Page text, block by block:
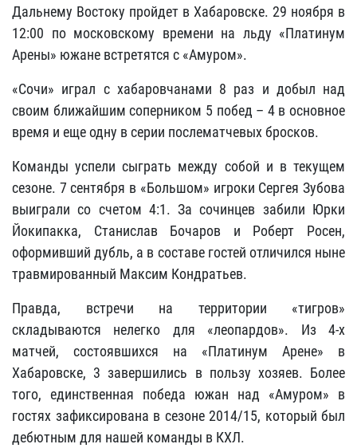
Дальнему Востоку пройдет в Хабаровске. 29 ноября в
12:00 по московскому времени на льду «Платинум
Арены» южане встретятся с «Амуром».
«Сочи» играл с хабаровчанами 8 раз и добыл над
своим ближайшим соперником 5 побед – 4 в основное
время и еще одну в серии послематчевых бросков.
Команды успели сыграть между собой и в текущем
сезоне. 7 сентября в «Большом» игроки Сергея Зубова
выиграли со счетом 4:1. За сочинцев забили Юрки
Йокипакка, Станислав Бочаров и Роберт Росен,
оформивший дубль, а в составе гостей отличился ныне
травмированный Максим Кондратьев.
Правда, встречи на территории «тигров»
складываются нелегко для «леопардов». Из 4-х
матчей, состоявшихся на «Платинум Арене» в
Хабаровске, 3 завершились в пользу хозяев. Более
того, единственная победа южан над «Амуром» в
гостях зафиксирована в сезоне 2014/15, который был
дебютным для нашей команды в КХЛ.